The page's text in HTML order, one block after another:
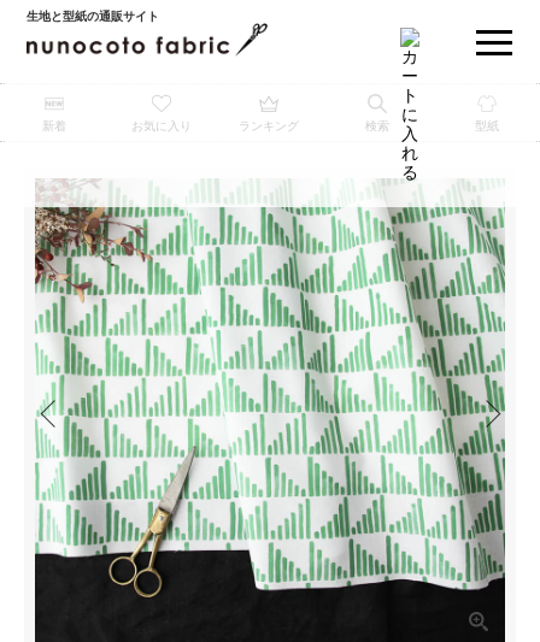
生地と型紙の通販サイト
新着 お気に入り ランキング 検索 型紙